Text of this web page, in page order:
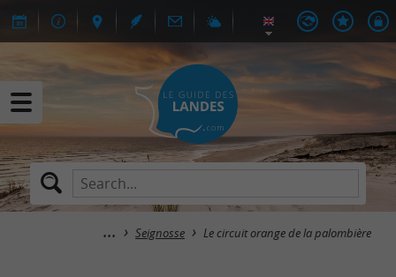
Seignosse Le circuit orange de la palombière